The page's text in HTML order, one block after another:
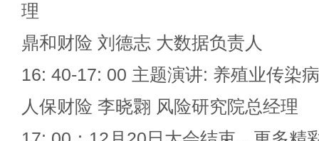
理
鼎和财险 刘德志 大数据负责人
16: 40-17: 00 主题演讲: 养殖业传染
人保财险 李晓翾 风险研究院总经理